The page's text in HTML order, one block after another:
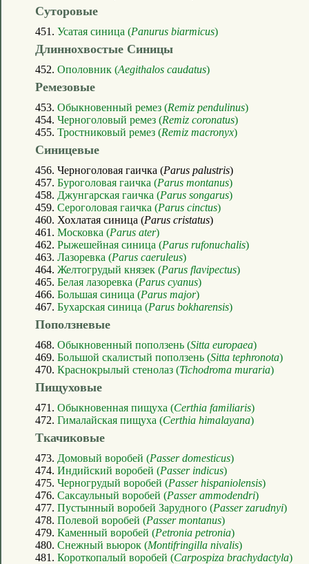
Суторовые
451. Усатая синица (Panurus biarmicus)
Длиннохвостые Синицы
452. Ополовник (Aegithalos caudatus)
Ремезовые
453. Обыкновенный ремез (Remiz pendulinus)
454. Черноголовый ремез (Remiz coronatus)
455. Тростниковый ремез (Remiz macronyx)
Синицевые
456. Черноголовая гаичка (Parus palustris)
457. Буроголовая гаичка (Parus montanus)
458. Джунгарская гаичка (Parus songarus)
459. Сероголовая гаичка (Parus cinctus)
460. Хохлатая синица (Parus cristatus)
461. Московка (Parus ater)
462. Рыжешейная синица (Parus rufonuchalis)
463. Лазоревка (Parus caeruleus)
464. Желтогрудый князек (Parus flavipectus)
465. Белая лазоревка (Parus cyanus)
466. Большая синица (Parus major)
467. Бухарская синица (Parus bokharensis)
Поползневые
468. Обыкновенный поползень (Sitta europaea)
469. Большой скалистый поползень (Sitta tephronota)
470. Краснокрылый стенолаз (Tichodroma muraria)
Пищуховые
471. Обыкновенная пищуха (Certhia familiaris)
472. Гималайская пищуха (Certhia himalayana)
Ткачиковые
473. Домовый воробей (Passer domesticus)
474. Индийский воробей (Passer indicus)
475. Черногрудый воробей (Passer hispaniolensis)
476. Саксаульный воробей (Passer ammodendri)
477. Пустынный воробей Зарудного (Passer zarudnyi)
478. Полевой воробей (Passer montanus)
479. Каменный воробей (Petronia petronia)
480. Снежный вьюрок (Montifringilla nivalis)
481. Короткопалый воробей (Carpospiza brachydactyla)